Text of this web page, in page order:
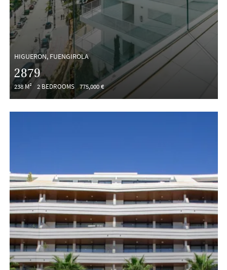
HIGUERON, FUENGIROLA
2879
238 M² 2 BEDROOMS 775,000 €